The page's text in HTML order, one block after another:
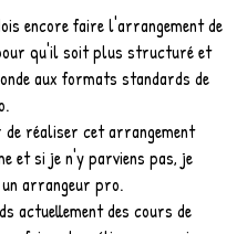
encore faire l'arrangement de
qu'il soit plus structuré et
aux formats standards de
de réaliser cet arrangement
et si je n'y parviens pas, je
arrangeur pro.
actuellement des cours de